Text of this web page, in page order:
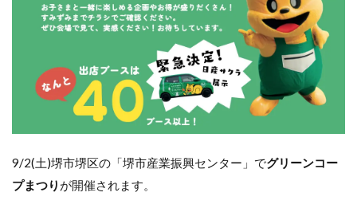
9/2(土)堺市堺区の「堺市産業振興センター」でグリーンコー
プまつり が開催されます。